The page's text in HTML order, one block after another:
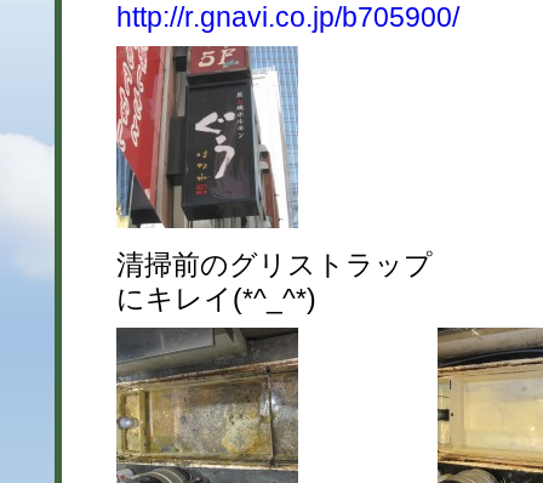
http://r.gnavi.co.jp/b705900/
清掃前のグリストラッ
にキレイ(*^_^*)